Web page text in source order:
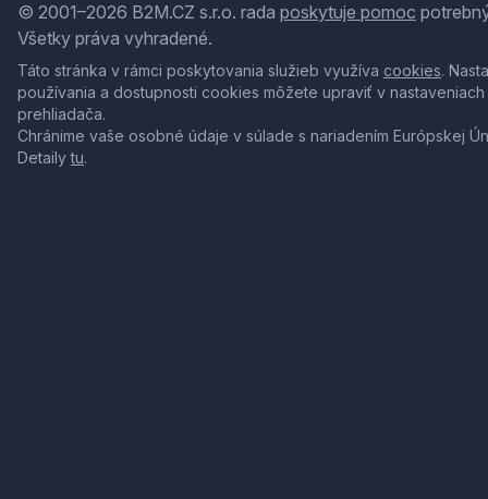
© 2001–2026 B2M.CZ s.r.o. rada poskytuje pomoc
Všetky práva vyhradené.
Táto stránka v rámci poskytovania služieb využíva cookies.
používania a dostupnosti cookies môžete upraviť v nastaveniach
prehliadača.
Chránime vaše osobné údaje v súlade s nariadením Európskej
Detailytu.